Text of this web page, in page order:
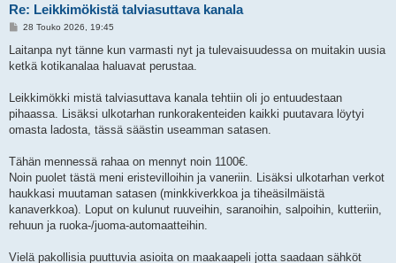
Re: Leikkimökistä talviasuttava kanala
V
e
t
28 Touko 2026, 19:45
Laitanpa nyt tänne kun varmasti nyt ja tulevaisuudessa on muitakin uusia
ketkä kotikanalaa haluavat perustaa.
Leikkimökki mistä talviasuttava kanala tehtiin oli jo entuudestaan
pihaassa. Lisäksi ulkotarhan runkorakenteiden kaikki puutavara löytyi
omasta ladosta, tässä säästin useamman satasen.
Tähän mennessä rahaa on mennyt noin 1100€.
Noin puolet tästä meni eristevilloihin ja vaneriin. Lisäksi ulkotarhan verkot
haukkasi muutaman satasen (minkkiverkkoa ja tiheäsilmäistä
kanaverkkoa). Loput on kulunut ruuveihin, saranoihin, salpoihin, kutteriin,
rehuun ja ruoka-/juoma-automaatteihin.
Vielä pakollisia puuttuvia asioita on maakaapeli jotta saadaan sähköt